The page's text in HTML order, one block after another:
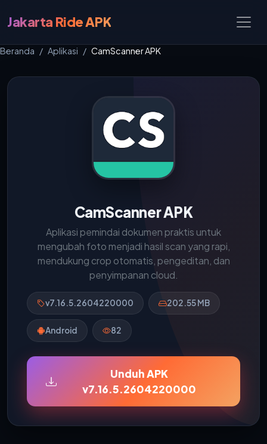
Jakarta Ride APK
Beranda Aplikasi CamScanner APK
CamScanner APK
Aplikasi pemindai dokumen praktis untuk
mengubah foto menjadi hasil scan yang rapi,
mendukung crop otomatis, pengeditan, dan
penyimpanan cloud.
v7.16.5.2604220000 202.55 MB
Android 82
Unduh APK
v7.16.5.2604220000